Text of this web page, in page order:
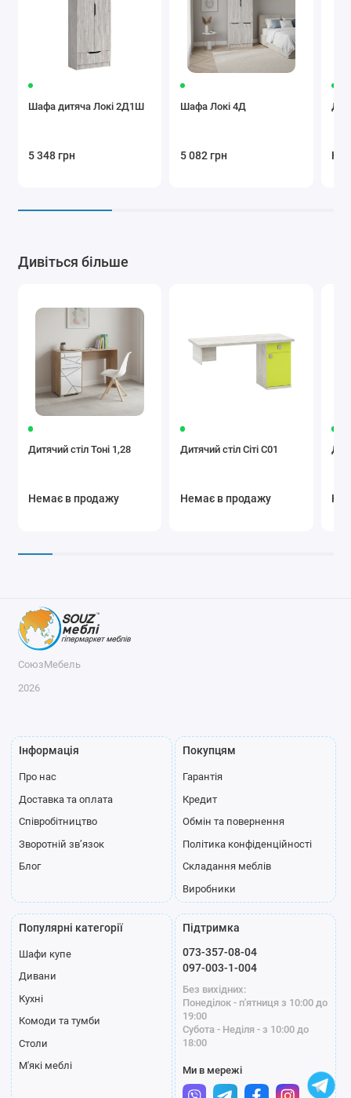
Шафа дитяча Локі 2Д1Ш
5 348 грн
Шафа Локі 4Д
5 082 грн
Дивіться більше
Дитячий стіл Тоні 1,28
Немає в продажу
Дитячий стіл Сіті С01
Немає в продажу
СоюзМебель
2026
Інформація
Про нас
Доставка та оплата
Співробітництво
Зворотній зв’язок
Блог
Покупцям
Гарантія
Кредит
Обмін та повернення
Політика конфіденційності
Складання меблів
Виробники
Популярні категорії
Шафи купе
Дивани
Кухні
Комоди та тумби
Столи
М'які меблі
Підтримка
073-357-08-04
097-003-1-004
Без вихідних:
Понеділок - п'ятниця з 10:00 до
19:00
Субота - Неділя - з 10:00 до
18:00
Ми в мережі